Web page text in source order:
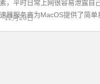
，平时日常上网很容易泄露自
器服务商为MacOS提供了简单
12月20日